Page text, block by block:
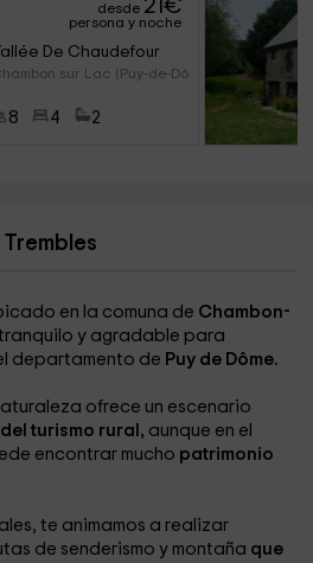
desde 21€
persona y noche
De Chaudefour
sur Lac (Puy-de-Dôme)
8 4 2
en la comuna de Chambon-
tranquilo y agradable para
departamento de Puy de Dôme.
ofrece un escenario
turismo rural, aunque en el
encontrar mucho patrimonio
te animamos a realizar
de senderismo y montaña que